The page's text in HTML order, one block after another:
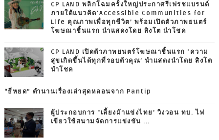
CP LAND พลิกโฉมครั้งใหญ่ประกาศรีเฟรชแบรนด์
ภายใต้แนวคิด‘Accessible Communities for
Life คุณภาพเพื่อทุกชีวิต’ พร้อมเปิดตัวภาพยนตร์
โฆษณาชิ้นแรก นำแสดงโดย สิงโต นำโชค
CP LAND เปิดตัวภาพยนตร์โฆษณาชิ้นแรก ‘ความ
สุขเกิดขึ้นได้ทุกที่รอบตัวคุณ’ นำแสดงนำโดย สิงโต
นำโชค
“ธี่หยด” ตำนานเรื่องเล่าสุดหลอนจาก Pantip
ผู้ประกอบการ "เลี้ยงม้าแข่งไทย' วิงวอน ทบ. ไฟ
เขียวใช้สนามจัดการแข่งขัน ...